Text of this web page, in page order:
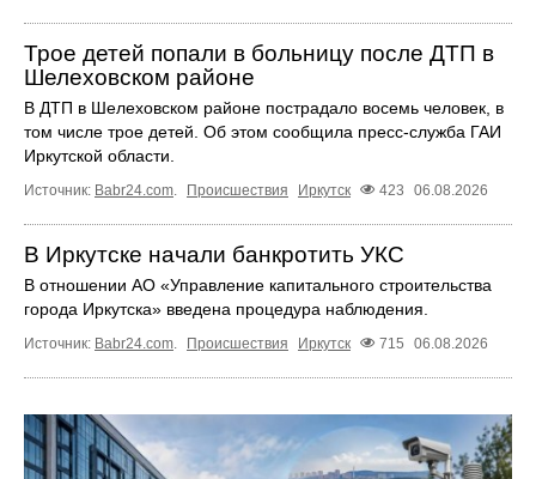
Трое детей попали в больницу после ДТП в
Шелеховском районе
В ДТП в Шелеховском районе пострадало восемь человек, в
том числе трое детей. Об этом сообщила пресс‑служба ГАИ
Иркутской области.
Источник: Babr24.com. Происшествия Иркутск 423 06.08.2026
В Иркутске начали банкротить УКС
В отношении АО «Управление капитального строительства
города Иркутска» введена процедура наблюдения.
Источник: Babr24.com. Происшествия Иркутск 715 06.08.2026